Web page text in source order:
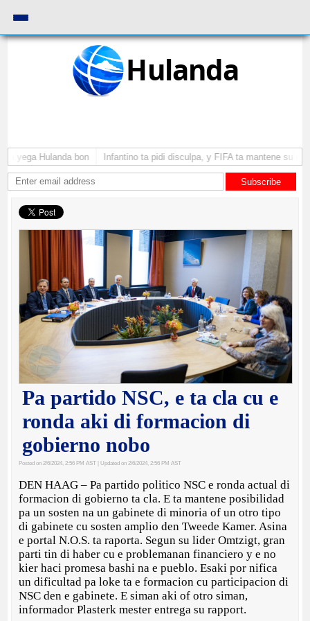
Hulanda
a yega Hulanda bon Infantino ta pidi disculpa, y FIFA ta mantene su
Subscribe
Pa partido NSC, e ta cla cu e
ronda aki di formacion di
gobierno nobo
Posted on 2/6/2024, 2:56 PM AST | Updated on 2/6/2024, 2:56 PM AST
DEN HAAG – Pa partido politico NSC e ronda actual di
formacion di gobierno ta cla. E ta mantene posibilidad
pa un sosten na un gabinete di minoria of un otro tipo
di gabinete cu sosten amplio den Tweede Kamer. Asina
e portal N.O.S. ta raporta. Segun su lider Omtzigt, gran
parti tin di haber cu e problemanan financiero y e no
kier haci promesa bashi na e pueblo. Esaki por nifica
un dificultad pa loke ta e formacion cu participacion di
NSC den e gabinete. E siman aki of otro siman,
informador Plasterk mester entrega su rapport.